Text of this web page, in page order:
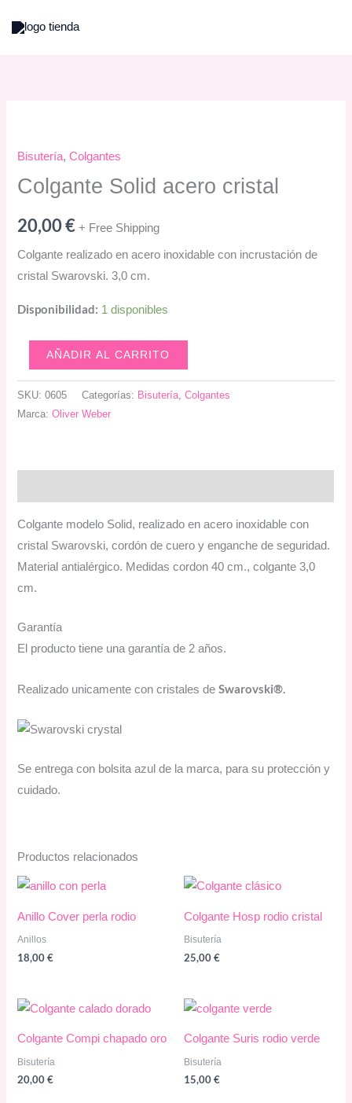
Bisutería,Colgantes
Colgante Solid acero cristal
20,00€ + Free Shipping
Colgante realizado en acero inoxidable con incrustación de
cristal Swarovski. 3,0 cm.
Disponibilidad: 1 disponibles
Colgante
Solid
acero
cristal
AÑADIR AL CARRITO
SKU:0605 Categorías: Bisutería,Colgantes
Marca:Oliver Weber
Colgante modelo Solid, realizado en acero inoxidable con
cristal Swarovski, cordón de cuero y enganche de seguridad.
Material antialérgico. Medidas cordon 40 cm., colgante 3,0
cm.
Garantía
El producto tiene una garantía de 2 años.
Realizado unicamente con cristales deSwarovski®.
Se entrega con bolsita azul de la marca, para su protección y
cuidado.
Productos relacionados
Anillo Cover perla rodio
Anillos
18,00€
Colgante Hosp rodio cristal
Bisutería
25,00€
Colgante Compi chapado oro
Bisutería
20,00€
Colgante Suris rodio verde
Bisutería
15,00€